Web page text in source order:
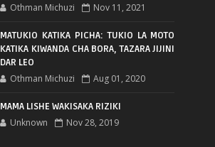
Othman Michuzi Nov 11, 2021
MATUKIO KATIKA PICHA: TUKIO LA MOTO
KATIKA KIWANDA CHA BORA, TAZARA JIJINI
DAR LEO
Othman Michuzi Aug 01, 2020
MAMA LISHE WAKISAKA RIZIKI
Unknown Nov 28, 2019